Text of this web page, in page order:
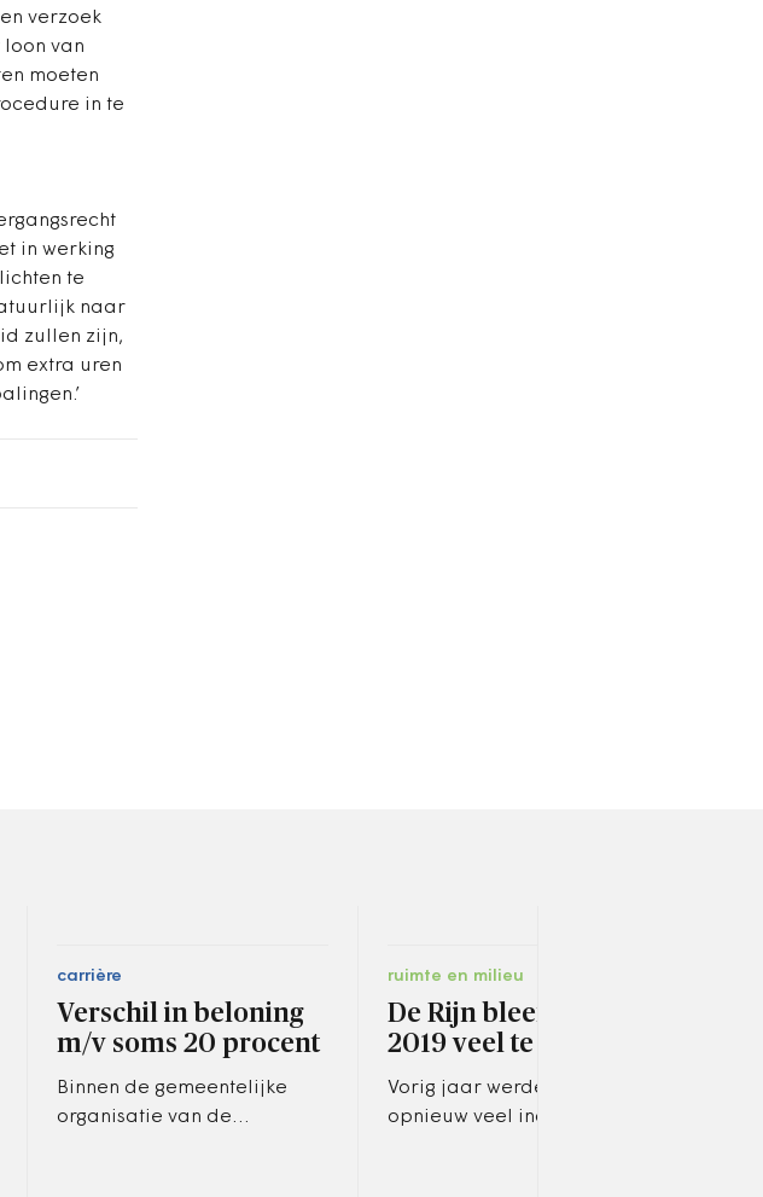
verzoek
loon van
moeten
in te
in werking
te
naar
zullen zijn,
extra uren
carrière
Verschil in beloning
m/v soms 20 procent
Binnen de gemeentelijke
organisatie van de
ruimte en milieu
De Rijn bleef ook in
2019 veel te vies
Vorig jaar werden in de Rijn
opnieuw veel industriële